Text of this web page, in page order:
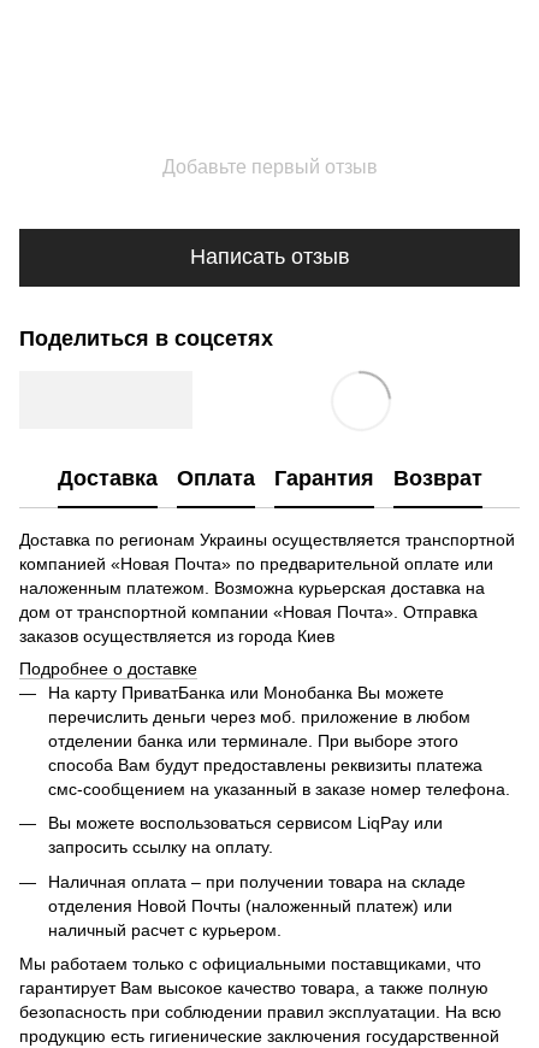
Добавьте первый отзыв
Написать отзыв
Поделиться в соцсетях
Доставка Оплата Гарантия Возврат
Доставка по регионам Украины осуществляется транспортной
компанией «Новая Почта» по предварительной оплате или
наложенным платежом. Возможна курьерская доставка на
дом от транспортной компании «Новая Почта». Отправка
заказов осуществляется из города Киев
Подробнее о доставке
На карту ПриватБанка или Монобанка Вы можете
перечислить деньги через моб. приложение в любом
отделении банка или терминале. При выборе этого
способа Вам будут предоставлены реквизиты платежа
смс-сообщением на указанный в заказе номер телефона.
Вы можете воспользоваться сервисом LiqPay или
запросить ссылку на оплату.
Наличная оплата – при получении товара на складе
отделения Новой Почты (наложенный платеж) или
наличный расчет с курьером.
Мы работаем только с официальными поставщиками, что
гарантирует Вам высокое качество товара, а также полную
безопасность при соблюдении правил эксплуатации. На всю
продукцию есть гигиенические заключения государственной